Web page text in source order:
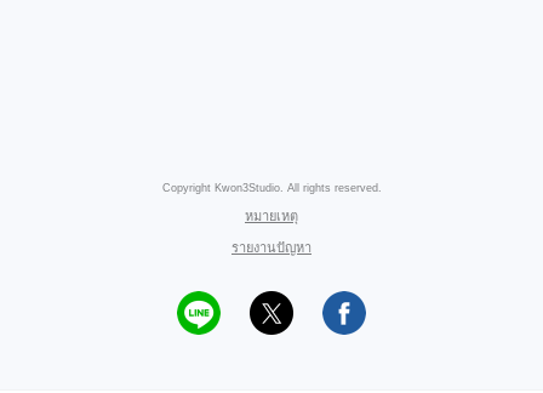
Copyright Kwon3Studio. All rights reserved.
หมายเหตุ
รายงานปัญหา